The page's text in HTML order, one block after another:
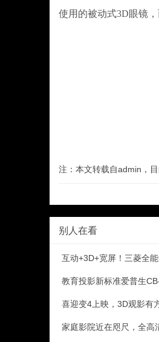
使用的被动式3D眼镜
注：本文转载自admin，
别人在看
互动+3D+宽屏！三菱全
教育投影新标准爱普生
喜迎变4上映，3D观影有
家庭影院近在咫尺，全高